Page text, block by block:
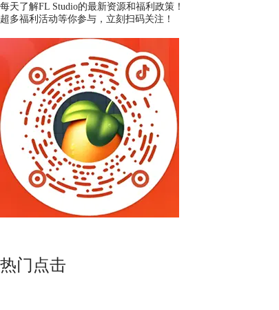
每天了解FL Studio的最新资源和福利政策！
超多福利活动等你参与，立刻扫码关注！
热门点击